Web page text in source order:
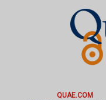
QUAE.COM